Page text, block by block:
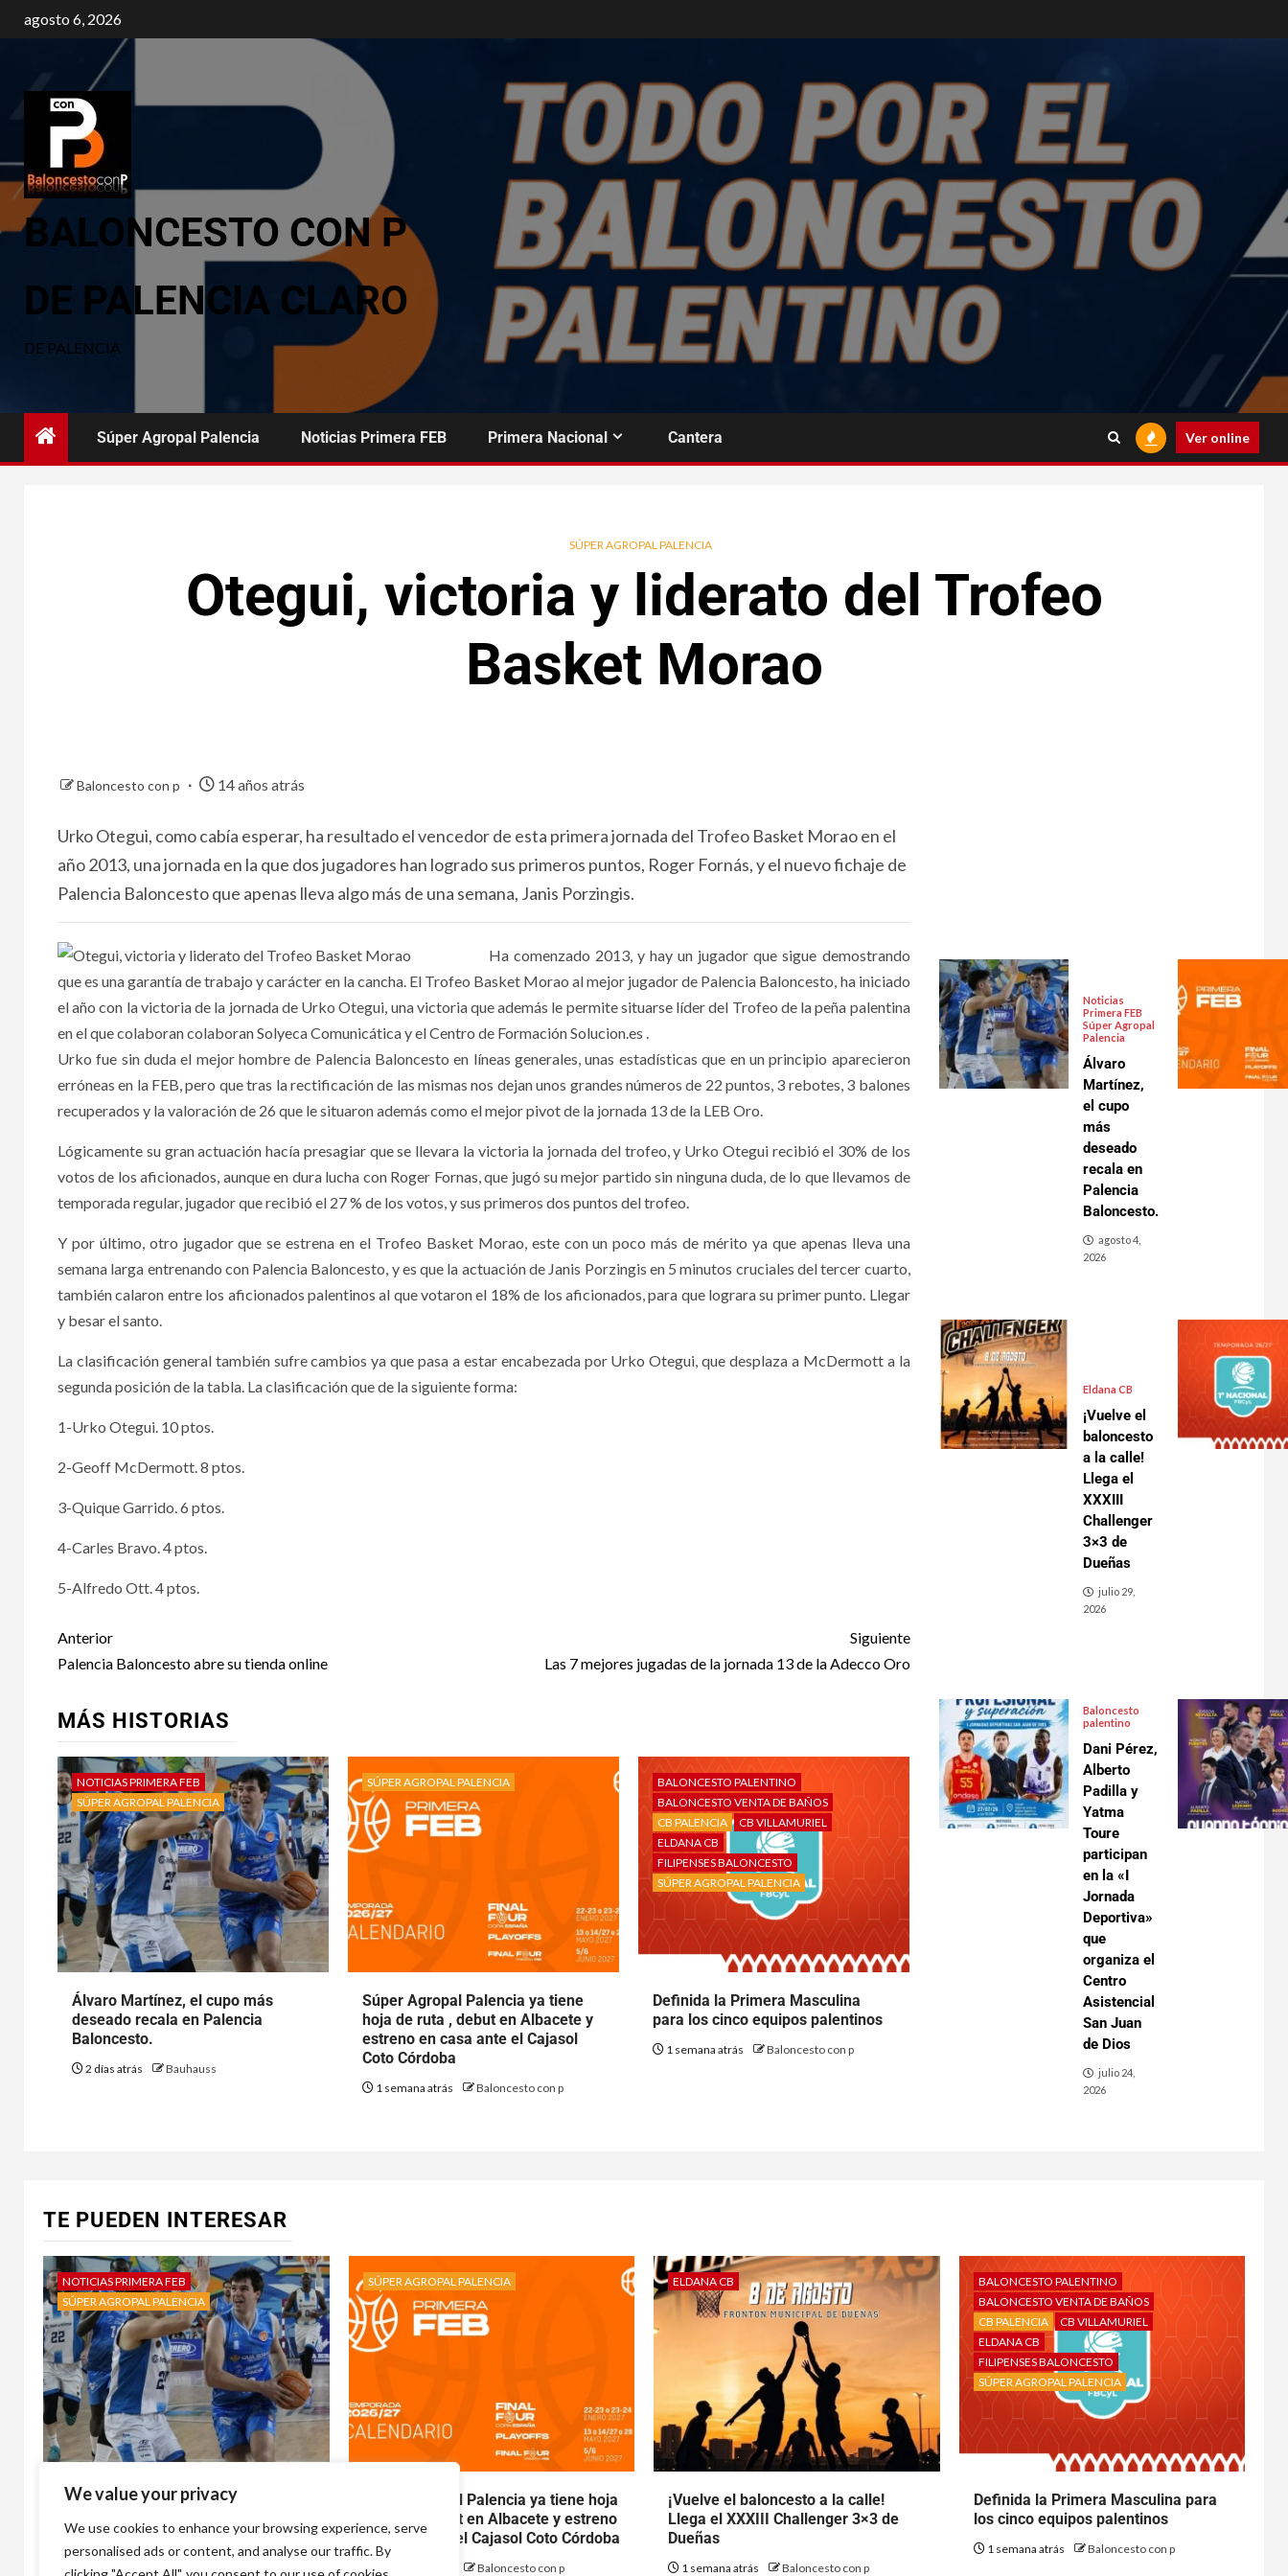
We value your privacy
We use cookies to enhance your browsing experience, serve
personalised ads or content, and analyse our traffic. By
agosto 6, 2026
BALONCESTO CON P
DE PALENCIA CLARO
DE PALENCIA
Súper Agropal Palencia Noticias Primera FEB Primera Nacional Cantera Ver online
SÚPER AGROPAL PALENCIA
Otegui, victoria y liderato del Trofeo
Basket Morao
Baloncesto con p 14 años atrás
Urko Otegui, como cabía esperar, ha resultado el vencedor de esta primera jornada del Trofeo Basket Morao en el
año 2013, una jornada en la que dos jugadores han logrado sus primeros puntos, Roger Fornás, y el nuevo fichaje de
Palencia Baloncesto que apenas lleva algo más de una semana, Janis Porzingis.
Ha comenzado 2013, y hay un jugador que sigue demostrando
que es una garantía de trabajo y carácter en la cancha. El Trofeo Basket Morao al mejor jugador de Palencia Baloncesto, ha iniciado
el año con la victoria de la jornada de Urko Otegui, una victoria que además le permite situarse líder del Trofeo de la peña palentina
en el que colaboran colaboran Solyeca Comunicática y el Centro de Formación Solucion.es .
Urko fue sin duda el mejor hombre de Palencia Baloncesto en líneas generales, unas estadísticas que en un principio aparecieron
erróneas en la FEB, pero que tras la rectificación de las mismas nos dejan unos grandes números de 22 puntos, 3 rebotes, 3 balones
recuperados y la valoración de 26 que le situaron además como el mejor pivot de la jornada 13 de la LEB Oro.
Lógicamente su gran actuación hacía presagiar que se llevara la victoria la jornada del trofeo, y Urko Otegui recibió el 30% de los
votos de los aficionados, aunque en dura lucha con Roger Fornas, que jugó su mejor partido sin ninguna duda, de lo que llevamos de
temporada regular, jugador que recibió el 27 % de los votos, y sus primeros dos puntos del trofeo.
Y por último, otro jugador que se estrena en el Trofeo Basket Morao, este con un poco más de mérito ya que apenas lleva una
semana larga entrenando con Palencia Baloncesto, y es que la actuación de Janis Porzingis en 5 minutos cruciales del tercer cuarto,
también calaron entre los aficionados palentinos al que votaron el 18% de los aficionados, para que lograra su primer punto. Llegar
y besar el santo.
La clasificación general también sufre cambios ya que pasa a estar encabezada por Urko Otegui, que desplaza a McDermott a la
segunda posición de la tabla. La clasificación que de la siguiente forma:
1-Urko Otegui. 10 ptos.
2-Geoff McDermott. 8 ptos.
3-Quique Garrido. 6 ptos.
4-Carles Bravo. 4 ptos.
5-Alfredo Ott. 4 ptos.
Anterior
Palencia Baloncesto abre su tienda online
Siguiente
Las 7 mejores jugadas de la jornada 13 de la Adecco Oro
MÁS HISTORIAS
NOTICIAS PRIMERA FEB
SÚPER AGROPAL PALENCIA
Álvaro Martínez, el cupo más
deseado recala en Palencia
Baloncesto.
2 días atrás Bauhauss
SÚPER AGROPAL PALENCIA
Súper Agropal Palencia ya tiene
hoja de ruta , debut en Albacete y
estreno en casa ante el Cajasol
Coto Córdoba
1 semana atrás Baloncesto con p
BALONCESTO PALENTINO
BALONCESTO VENTA DE BAÑOS
CB PALENCIA
CB VILLAMURIEL
ELDANA CB
FILIPENSES BALONCESTO
SÚPER AGROPAL PALENCIA
Definida la Primera Masculina
para los cinco equipos palentinos
1 semana atrás Baloncesto con p
Noticias
Primera FEB
Súper Agropal
Palencia
Álvaro
Martínez,
el cupo
más
deseado
recala en
Palencia
Baloncesto.
agosto 4,
2026
Eldana CB
¡Vuelve el
baloncesto
a la calle!
Llega el
XXXIII
Challenger
3×3 de
Dueñas
julio 29,
2026
Baloncesto
palentino
Dani Pérez,
Alberto
Padilla y
Yatma
Toure
participan
en la «I
Jornada
Deportiva»
que
organiza el
Centro
Asistencial
San Juan
de Dios
julio 24,
2026
TE PUEDEN INTERESAR
NOTICIAS PRIMERA FEB
SÚPER AGROPAL PALENCIA
Álvaro Martínez, el cupo más
deseado recala en Palencia
Baloncesto.
2 días atrás Bauhauss
SÚPER AGROPAL PALENCIA
Súper Agropal Palencia ya tiene hoja
de ruta , debut en Albacete y estreno
en casa ante el Cajasol Coto Córdoba
1 semana atrás Baloncesto con p
ELDANA CB
¡Vuelve el baloncesto a la calle!
Llega el XXXIII Challenger 3×3 de
Dueñas
1 semana atrás Baloncesto con p
BALONCESTO PALENTINO
BALONCESTO VENTA DE BAÑOS
CB PALENCIA
CB VILLAMURIEL
ELDANA CB
FILIPENSES BALONCESTO
SÚPER AGROPAL PALENCIA
Definida la Primera Masculina para
los cinco equipos palentinos
1 semana atrás Baloncesto con p